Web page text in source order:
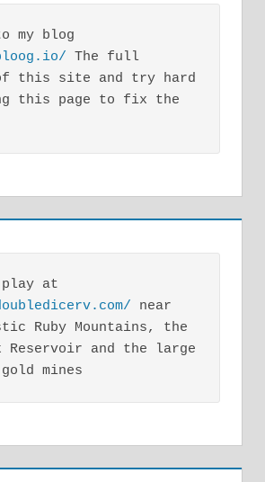
The full
this site and try hard
this page to fix the
near
Ruby Mountains, the
Reservoir and the large
mines